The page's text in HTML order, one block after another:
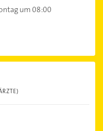
um 08:00